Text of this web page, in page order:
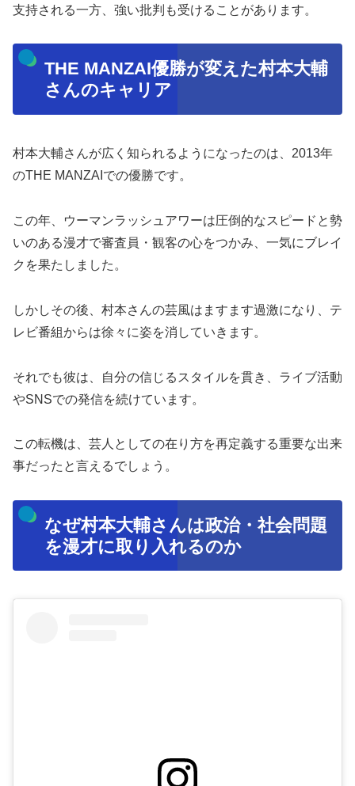
支持される一方、強い批判も受けることがあります。
THE MANZAI優勝が変えた村本大輔
さんのキャリア
村本大輔さんが広く知られるようになったのは、2013年
のTHE MANZAIでの優勝です。
この年、ウーマンラッシュアワーは圧倒的なスピードと勢
いのある漫才で審査員・観客の心をつかみ、一気にブレイ
クを果たしました。
しかしその後、村本さんの芸風はますます過激になり、テ
レビ番組からは徐々に姿を消していきます。
それでも彼は、自分の信じるスタイルを貫き、ライブ活動
やSNSでの発信を続けています。
この転機は、芸人としての在り方を再定義する重要な出来
事だったと言えるでしょう。
なぜ村本大輔さんは政治・社会問題
を漫才に取り入れるのか